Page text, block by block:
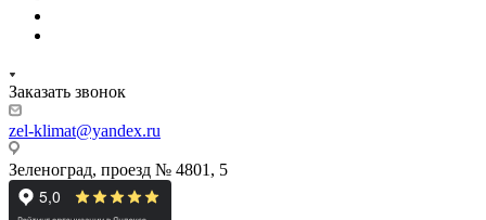
Заказать звонок
zel-klimat@yandex.ru
Зеленоград, проезд № 4801, 5